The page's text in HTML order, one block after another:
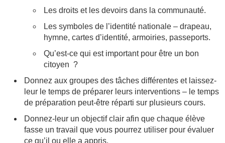
Les droits et les devoirs dans la communauté.
Les symboles de l’identité nationale – drapeau,
hymne, cartes d’identité, armoiries, passeports.
Qu’est-ce qui est important pour être un bon
citoyen ?
Donnez aux groupes des tâches différentes et laissez-
leur le temps de préparer leurs interventions – le temps
de préparation peut-être réparti sur plusieurs cours.
Donnez-leur un objectif clair afin que chaque élève
fasse un travail que vous pourrez utiliser pour évaluer
ce qu’il ou elle a appris.